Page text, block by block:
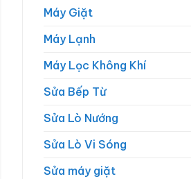
Máy Giặt
Máy Lạnh
Máy Lọc Không Khí
Sửa Bếp Từ
Sửa Lò Nướng
Sửa Lò Vi Sóng
Sửa máy giặt